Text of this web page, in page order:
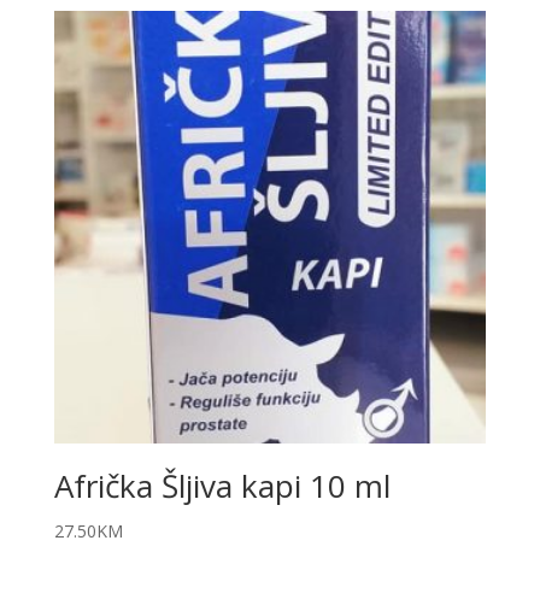
Afrička Šljiva kapi 10 ml
27.50KM